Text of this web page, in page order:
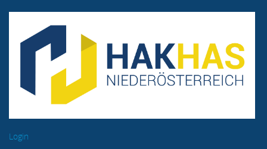
Login